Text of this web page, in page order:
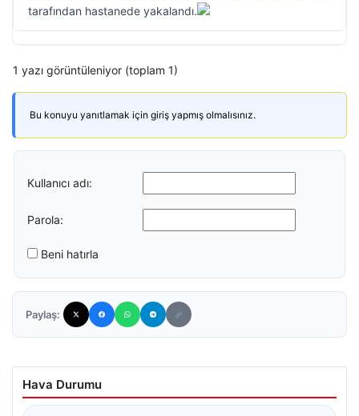
tarafından hastanede yakalandı.
1 yazı görüntüleniyor (toplam 1)
Bu konuyu yanıtlamak için giriş yapmış olmalısınız.
Kullanıcı adı:
Parola:
Beni hatırla
Paylaş:
Hava Durumu